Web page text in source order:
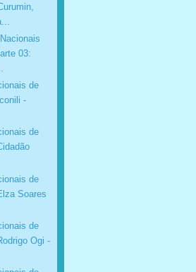
03:
de
-
de
de
Soares
de
Ogi -